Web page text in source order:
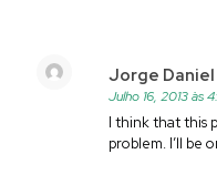
Jorge Daniel
Julho 16, 2013 às
I think that this
problem. I’ll be